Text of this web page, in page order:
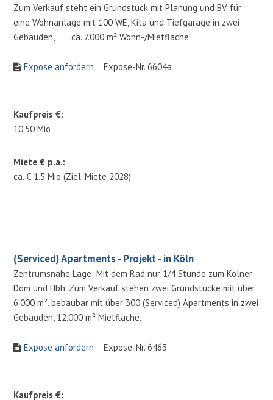
Zum Verkauf steht ein Grundstück mit Planung und BV für
eine Wohnanlage mit 100 WE, Kita und Tiefgarage in zwei
Gebäuden, ca. 7.000 m² Wohn-/Mietfläche.
Expose anfordern Expose-Nr. 6604a
Kaufpreis €:
10.50 Mio
Miete € p.a.:
ca. € 1.5 Mio (Ziel-Miete 2028)
(Serviced) Apartments - Projekt - in Köln
Zentrumsnahe Lage: Mit dem Rad nur 1/4 Stunde zum Kölner
Dom und Hbh. Zum Verkauf stehen zwei Grundstücke mit über
6.000 m², bebaubar mit über 300 (Serviced) Apartments in zwei
Gebäuden, 12.000 m² Mietfläche.
Expose anfordern Expose-Nr. 6463
Kaufpreis €: